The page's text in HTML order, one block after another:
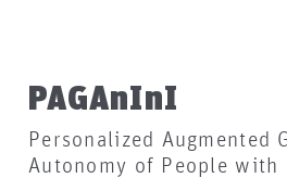
PAGAnInI
Personalized Augmented
Autonomy of People